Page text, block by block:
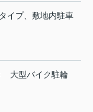
イプ、敷地内駐車
大型バイク駐輪